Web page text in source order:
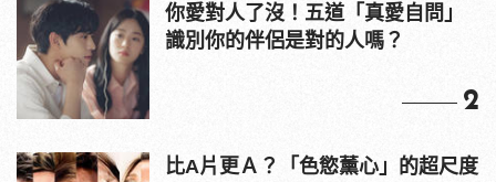
你愛對人了沒！五道「真愛自問」
識別你的伴侶是對的人嗎？
2
比A片更Ａ？「色慾薰心」的超尺度